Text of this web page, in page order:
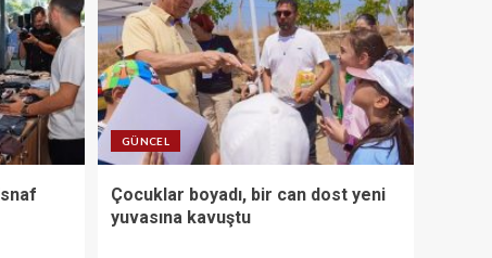
GÜNCEL
Çocuklar boyadı, bir can dost yeni
yuvasına kavuştu